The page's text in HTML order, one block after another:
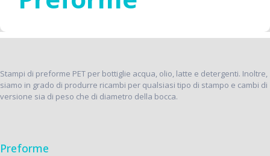
Stampi di preforme PET per bottiglie acqua, olio, latte e detergenti. Inoltre,
siamo in grado di produrre ricambi per qualsiasi tipo di stampo e cambi di
versione sia di peso che di diametro della bocca.
Preforme